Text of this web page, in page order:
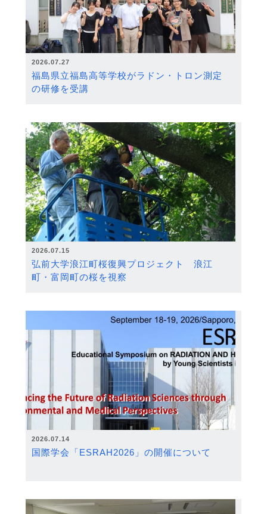
2026.07.27
福島県立福島高等学校がラドン・トロン測定
の研修を受講
2026.07.15
弘前大学浪江町桜復興プロジェクト 浪江
町・富岡町の桜を視察
2026.07.14
国際学会「ESRAH2026」の開催について